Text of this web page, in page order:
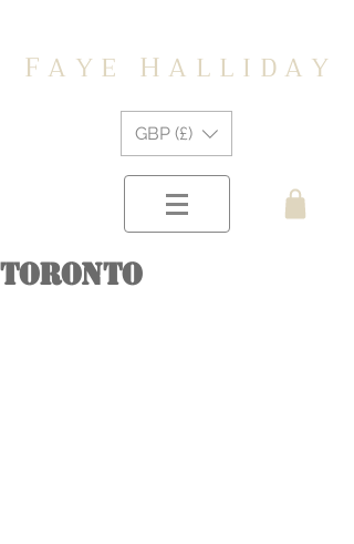
F A Y E H A L L I D A Y
GBP (£)
Toronto